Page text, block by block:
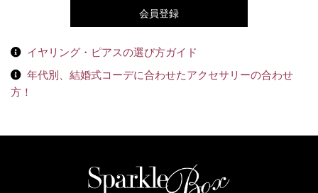
会員登録
イヤリング・ピアスの選び方ガイド
年代別、結婚式コーデに合わせたアクセサリーの合わせ
方！